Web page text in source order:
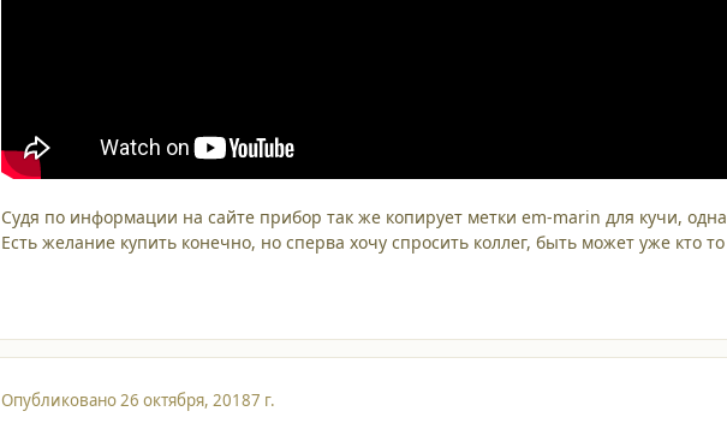
Судя по информации на сайте прибор так же копирует метки em-marin для кучи,
Есть желание купить конечно, но сперва хочу спросить коллег, быть может уже кто
Опубликовано26 октября, 20187 г.